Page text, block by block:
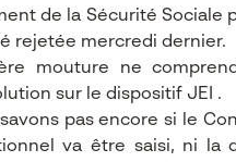
de la Sécurité Sociale
rejetée mercredi dernier.
mouture ne
sur le dispositif JEI .
pas encore si le
va être saisi, ni la